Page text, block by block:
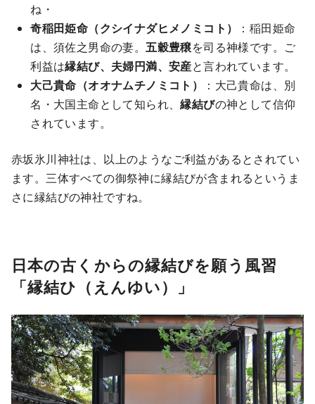
ね・
奇稲田姫命 （クシイナダヒメノミコト）
：稲田姫命
は、須佐之男命の妻。五穀豊穣を司る神様です。ご
利益は縁結び、夫婦円満、安産と言われています。
大己貴命（オオナムチノミコト）
：大己貴命は、別
名・大国主命として知られ、縁結びの神として信仰
されています。
赤坂氷川神社は、以上のようなご利益があるとされてい
ます。三体すべての御祭神に縁結びが含まれるというま
さに縁結びの神社ですね。
日本の古くからの縁結びを願う風習
「縁結ひ（えんゆい）」